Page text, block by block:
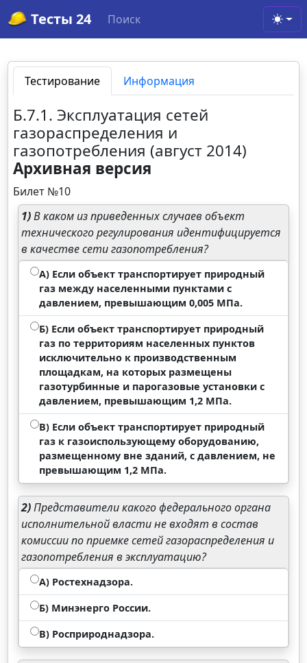
Тесты 24 Поиск
Тестирование Информация
Б.7.1. Эксплуатация сетей
газораспределения и
газопотребления (август 2014)
Архивная версия
Билет №10
1)В каком из приведенных случаев объект
технического регулирования идентифицируется
в качестве сети газопотребления?
А) Если объект транспортирует природный
газ между населенными пунктами с
давлением, превышающим 0,005 МПа.
Б) Если объект транспортирует природный
газ по территориям населенных пунктов
исключительно к производственным
площадкам, на которых размещены
газотурбинные и парогазовые установки с
давлением, превышающим 1,2 МПа.
В) Если объект транспортирует природный
газ к газоиспользующему оборудованию,
размещенному вне зданий, с давлением, не
превышающим 1,2 МПа.
2)Представители какого федерального органа
исполнительной власти не входят в состав
комиссии по приемке сетей газораспределения и
газопотребления в эксплуатацию?
А) Ростехнадзора.
Б) Минэнерго России.
В) Росприроднадзора.